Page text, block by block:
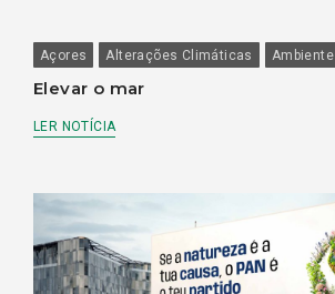
Açores Alterações Climáticas Ambiente
Elevar o mar
LER NOTÍCIA